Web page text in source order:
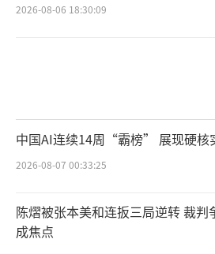
相关科技公司的表现非常
5年前科技泡沫时期最大公
右。目前尚未看到企业明
股权或债务融资来支撑这
为止，这些投资主要仍来
部利润。不过，去年确实
2026-08-06 18:30:09
中国AI连续14周“霸榜” 展现硬核
2026-08-07 00:33:25
陈熠被张本美和连扳三局逆转 裁判
成焦点